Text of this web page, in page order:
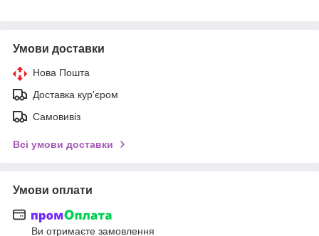
Умови доставки
Нова Пошта
Доставка кур'єром
Самовивіз
Всі умови доставки
Умови оплати
Ви отримаєте замовлення